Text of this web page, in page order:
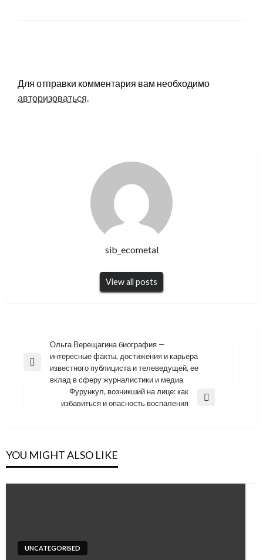
Для отправки комментария вам необходимо
авторизоваться.
sib_ecometal
View all posts
Навигация
по
записям
Previous
Ольга Верещагина биография —
интересные факты, достижения и карьера
известного публициста и телеведущей, ее
вклад в сферу журналистики и медиа
Фурункул, возникший на лице: как
избавиться и опасность воспаления
YOU MIGHT ALSO LIKE
UNCATEGORISED